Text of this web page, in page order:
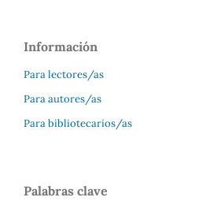
Información
Para lectores/as
Para autores/as
Para bibliotecarios/as
Palabras clave